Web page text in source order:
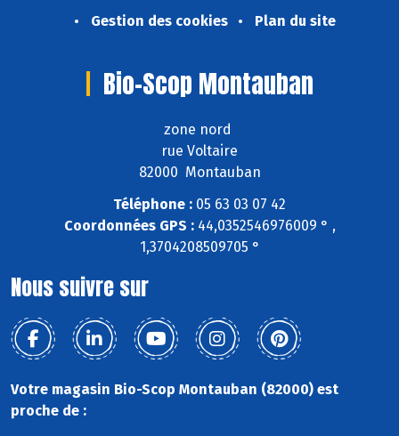
Gestion des cookies
Plan du site
Bio-Scop Montauban
zone nord
rue Voltaire
82000 Montauban
Téléphone : 05 63 03 07 42
Coordonnées GPS :44,0352546976009 ° ,
1,3704208509705 °
Nous suivre sur
Votre magasin Bio-Scop Montauban (82000) est
proche de :